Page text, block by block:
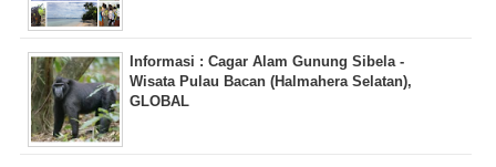
Informasi : Cagar Alam Gunung Sibela -
Wisata Pulau Bacan (Halmahera Selatan),
GLOBAL